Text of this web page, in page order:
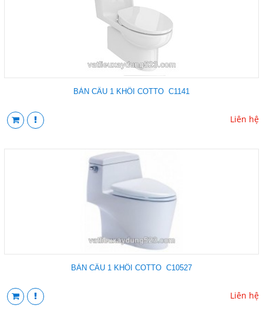
BÀN CẦU 1 KHỐI COTTO C1141
Liên hệ
BÀN CẦU 1 KHỐI COTTO C10527
Liên hệ